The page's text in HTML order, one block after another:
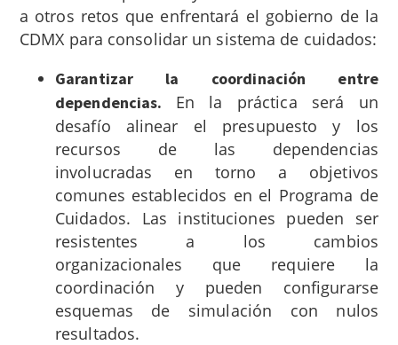
a otros retos que enfrentará el gobierno de la
CDMX para consolidar un sistema de cuidados:
Garantizar la coordinación entre
dependencias. En la práctica será un
desafío alinear el presupuesto y los
recursos de las dependencias
involucradas en torno a objetivos
comunes establecidos en el Programa de
Cuidados. Las instituciones pueden ser
resistentes a los cambios
organizacionales que requiere la
coordinación y pueden configurarse
esquemas de simulación con nulos
resultados.